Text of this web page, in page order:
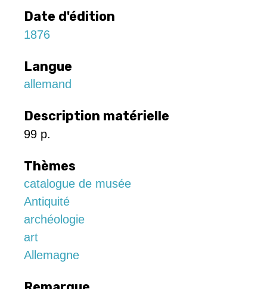
Date d'édition
1876
Langue
allemand
Description matérielle
99 p.
Thèmes
catalogue de musée
Antiquité
archéologie
art
Allemagne